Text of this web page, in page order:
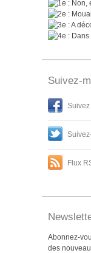
: Non,
:
: A
: Dans
Suivez-
Flux
Abonnez-
des